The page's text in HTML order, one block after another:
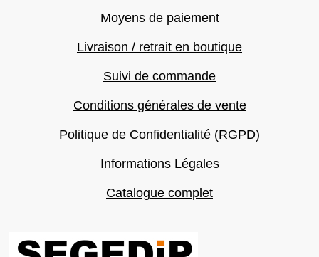
Moyens de paiement
Livraison / retrait en boutique
Suivi de commande
Conditions générales de vente
Politique de Confidentialité (RGPD)
Informations Légales
Catalogue complet